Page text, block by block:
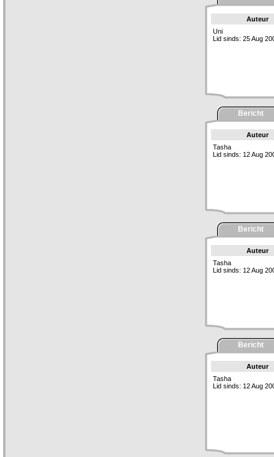
Auteur
Uni
Lid sinds: 25 Aug
Bericht
Auteur
Tasha
Lid sinds: 12 Aug
Bericht
Auteur
Tasha
Lid sinds: 12 Aug
Bericht
Auteur
Tasha
Lid sinds: 12 Aug